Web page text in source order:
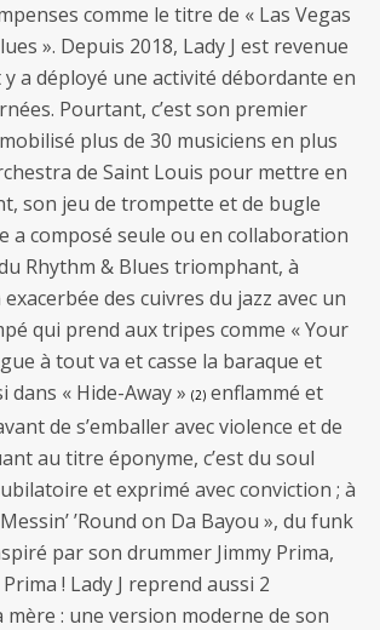
comme le titre de « Las Vegas
». Depuis 2018, Lady J est revenue
a déployé une activité débordante en
Pourtant, c’est son premier
plus de 30 musiciens en plus
de Saint Louis pour mettre en
son jeu de trompette et de bugle
a composé seule ou en collaboration
Rhythm & Blues triomphant, à
des cuivres du jazz avec un
qui prend aux tripes comme « Your
à tout va et casse la baraque et
dans « Hide-Away » (2) enflammé et
de s’emballer avec violence et de
au titre éponyme, c’est du soul
et exprimé avec conviction ; à
’Round on Da Bayou », du funk
par son drummer Jimmy Prima,
! Lady J reprend aussi 2
mère : une version moderne de son